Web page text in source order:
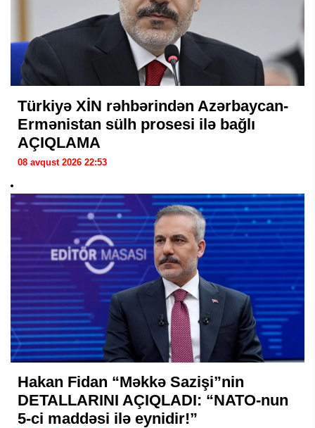
Türkiyə XİN rəhbərindən Azərbaycan-
Ermənistan sülh prosesi ilə bağlı
AÇIQLAMA
08 avqust 2026 22:53
Hakan Fidan “Məkkə Sazişi”nin
DETALLARINI AÇIQLADI: “NATO-nun
5-ci maddəsi ilə eynidir!”